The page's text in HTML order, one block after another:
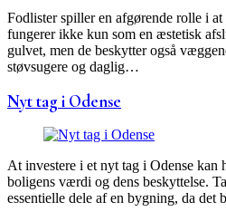
Fodlister spiller en afgørende rolle i
fungerer ikke kun som en æstetisk
gulvet, men de beskytter også
støvsugere og daglig…
Nyt tag i Odense
At investere i et nyt tag i Odense kan
boligens værdi og dens beskyttelse.
essentielle dele af en bygning, da det